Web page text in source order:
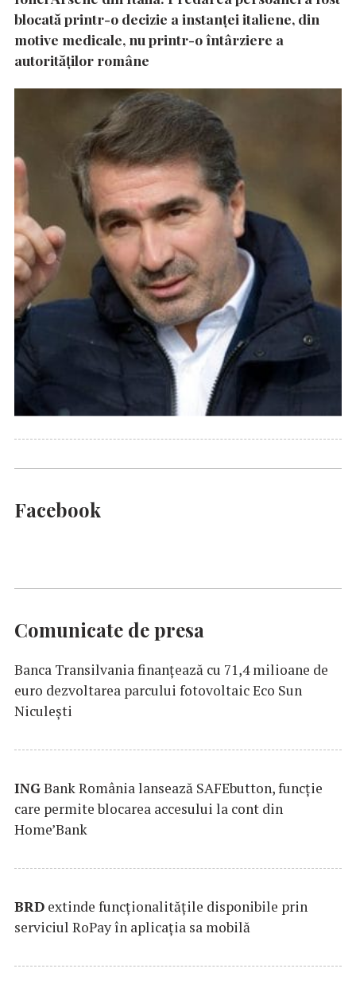
blocată printr-o decizie a instanţei italiene, din
motive medicale, nu printr-o întârziere a
autorităţilor române
Facebook
Comunicate de presa
Banca Transilvania finanțează cu 71,4 milioane de
euro dezvoltarea parcului fotovoltaic Eco Sun
Niculești
INGBank România lansează SAFEbutton, funcţie
care permite blocarea accesului la cont din
Home’Bank
BRD extinde funcţionalităţile disponibile prin
serviciul RoPay în aplicaţia sa mobilă